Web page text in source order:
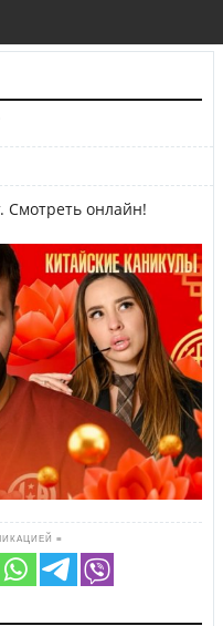
Смотреть онлайн!
≡